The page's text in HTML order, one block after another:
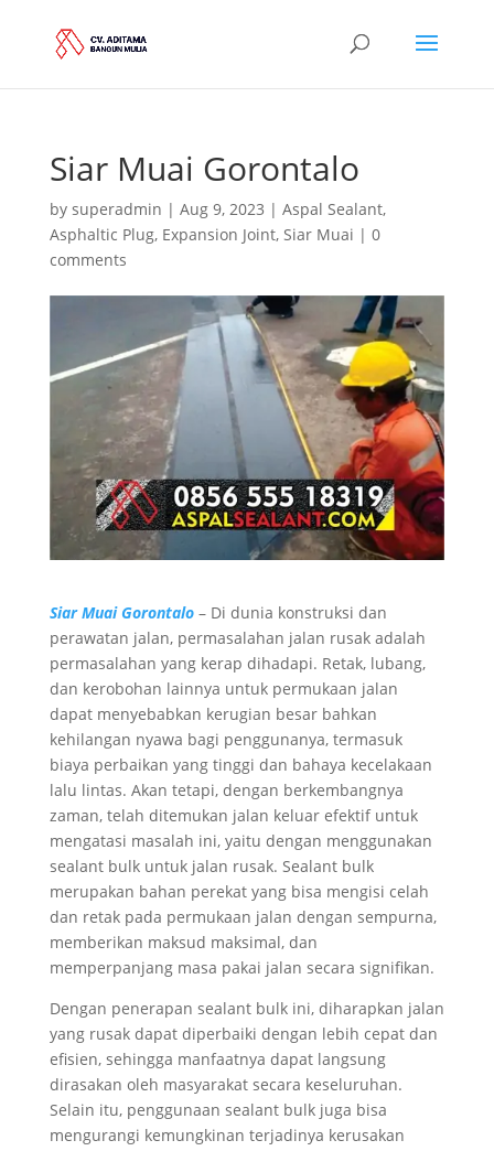
Siar Muai Gorontalo
by superadmin | Aug 9, 2023 | Aspal Sealant,
Asphaltic Plug, Expansion Joint, Siar Muai | 0
comments
Siar Muai Gorontalo– Di dunia konstruksi dan
perawatan jalan, permasalahan jalan rusak adalah
permasalahan yang kerap dihadapi. Retak, lubang,
dan kerobohan lainnya untuk permukaan jalan
dapat menyebabkan kerugian besar bahkan
kehilangan nyawa bagi penggunanya, termasuk
biaya perbaikan yang tinggi dan bahaya kecelakaan
lalu lintas. Akan tetapi, dengan berkembangnya
zaman, telah ditemukan jalan keluar efektif untuk
mengatasi masalah ini, yaitu dengan menggunakan
sealant bulk untuk jalan rusak. Sealant bulk
merupakan bahan perekat yang bisa mengisi celah
dan retak pada permukaan jalan dengan sempurna,
memberikan maksud maksimal, dan
memperpanjang masa pakai jalan secara signifikan.
Dengan penerapan sealant bulk ini, diharapkan jalan
yang rusak dapat diperbaiki dengan lebih cepat dan
efisien, sehingga manfaatnya dapat langsung
dirasakan oleh masyarakat secara keseluruhan.
Selain itu, penggunaan sealant bulk juga bisa
mengurangi kemungkinan terjadinya kerusakan